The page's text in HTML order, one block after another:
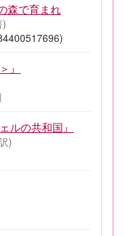
森で育まれ
)
』
ルの共和国』
)